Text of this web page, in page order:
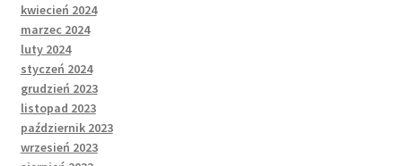
kwiecień 2024
marzec 2024
luty 2024
styczeń 2024
grudzień 2023
listopad 2023
październik 2023
wrzesień 2023